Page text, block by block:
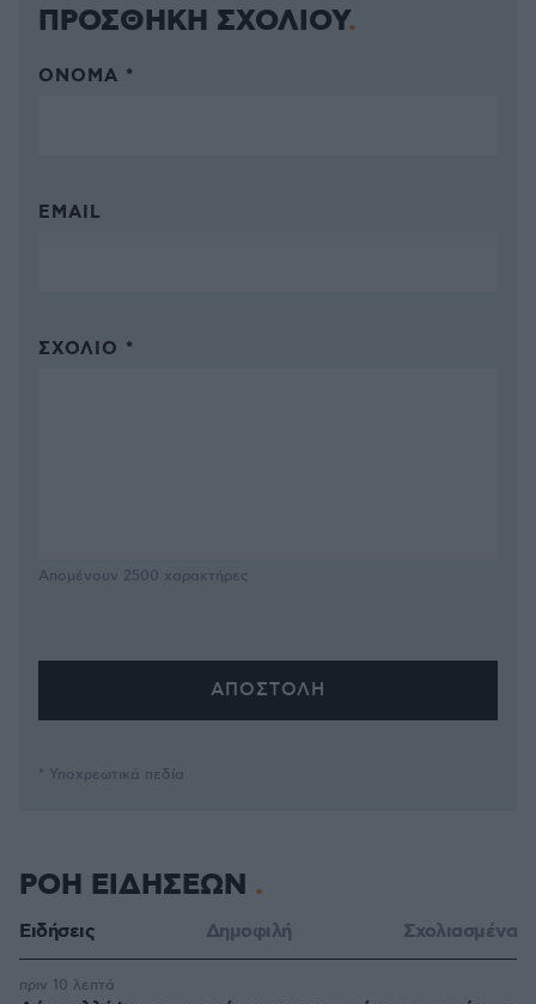
ΠΡΟΣΘΗΚΗ ΣΧΟΛΙΟΥ
ΌΝΟΜΑ *
EMAIL
ΣΧΌΛΙΟ *
Απομένουν 2500 χαρακτήρες
* Υποχρεωτικά πεδία
ΡΟΗ ΕΙΔΗΣΕΩΝ
Ειδήσεις Δημοφιλή Σχολιασμένα
πριν 10 λεπτά